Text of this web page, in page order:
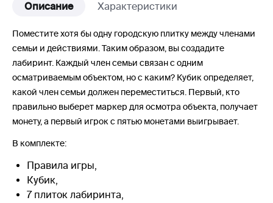
Описание Характеристики
Поместите хотя бы одну городскую плитку между членами
семьи и действиями. Таким образом, вы создадите
лабиринт. Каждый член семьи связан с одним
осматриваемым объектом, но с каким? Кубик определяет,
какой член семьи должен переместиться. Первый, кто
правильно выберет маркер для осмотра объекта, получает
монету, а первый игрок с пятью монетами выигрывает.
В комплекте:
Правила игры,
Кубик,
7 плиток лабиринта,